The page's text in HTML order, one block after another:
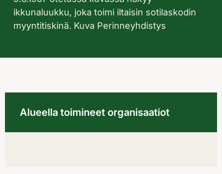
ikkunaluukku, joka toimi iltaisin sotilaskodin
myyntitiskinä. Kuva Perinneyhdistys
Alueella toimineet organisaatiot